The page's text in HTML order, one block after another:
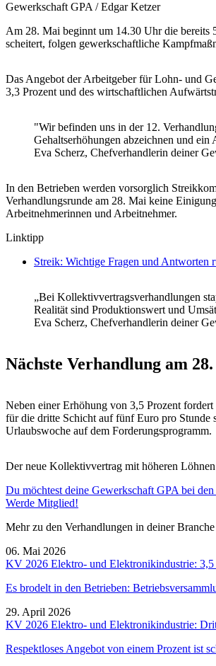
Gewerkschaft GPA / Edgar Ketzer
Am 28. Mai beginnt um 14.30 Uhr die bereits
scheitert, folgen gewerkschaftliche
Das Angebot der Arbeitgeber für Lohn- und
3,3 Prozent und des wirtschaftlichen
"Wir befinden uns in der 12.
Gehaltserhöhungen abzeichnen und
Eva Scherz, Chefverhandlerin deiner
In den Betrieben werden vorsorglich
Verhandlungsrunde am 28. Mai keine
Arbeitnehmerinnen und Arbeitnehmer.
Linktipp
Streik: Wichtige Fragen und Antworten
„Bei Kollektivvertragsverhandlungen
Realität sind Produktionswert und
Eva Scherz, Chefverhandlerin deiner
Nächste Verhandlung am
Neben einer Erhöhung von 3,5 Prozent
für die dritte Schicht auf fünf Euro pro Stunde
Urlaubswoche auf dem Forderungsprogramm.
Der neue Kollektivvertrag mit höheren
Du möchtest deine Gewerkschaft GPA bei
Werde Mitglied!
Mehr zu den Verhandlungen in deiner Branche
06. Mai 2026
KV 2026 Elektro- und Elektronikindustrie:
Es brodelt in den Betrieben:
29. April 2026
KV 2026 Elektro- und Elektronikindustrie:
Respektloses Angebot von einem Prozent ist